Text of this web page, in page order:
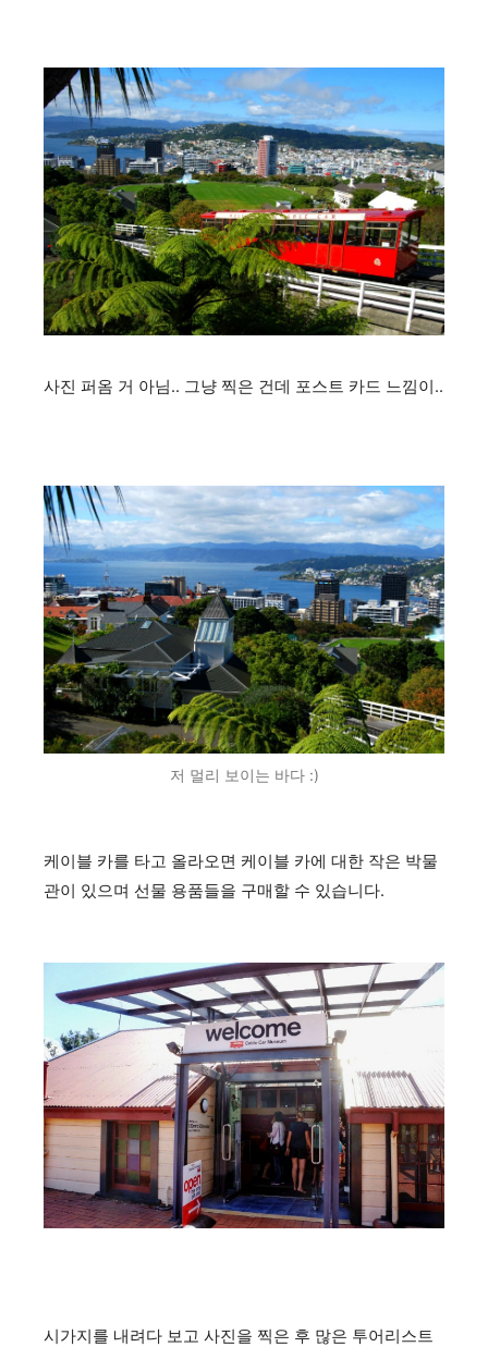
사진 퍼옴 거 아님.. 그냥 찍은 건데 포스트 카드 느낌이..
저 멀리 보이는 바다 :)
케이블 카를 타고 올라오면 케이블 카에 대한 작은 박물
관이 있으며 선물 용품들을 구매할 수 있습니다.
시가지를 내려다 보고 사진을 찍은 후 많은 투어리스트